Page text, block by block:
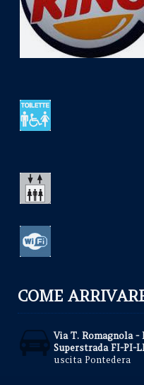
COME
Via T. Romagnola -
Superstrada FI-PI-
uscita Pontedera